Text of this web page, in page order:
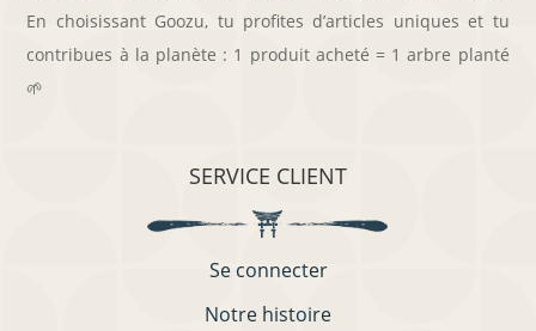
En choisissant Goozu, tu profites d’articles uniques et tu
contribues à la planète : 1 produit acheté = 1 arbre planté
🌱
SERVICE CLIENT
Se connecter
Notre histoire